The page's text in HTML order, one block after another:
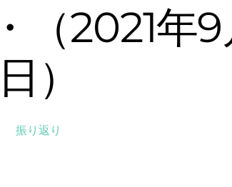
（2021年
日）
振り返り